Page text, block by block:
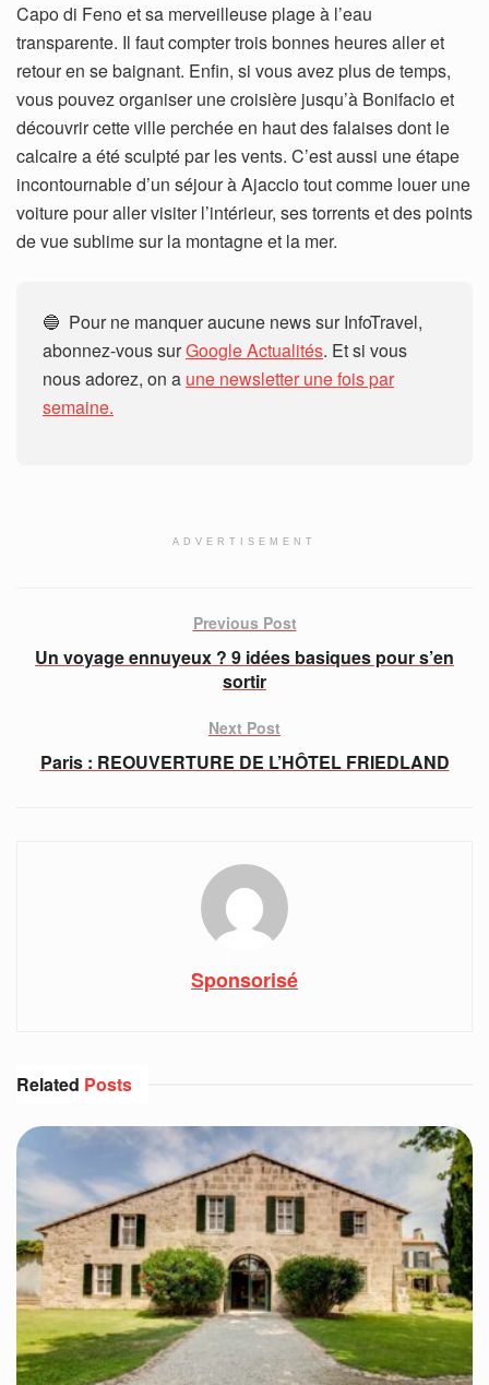
Capo di Feno et sa merveilleuse plage à l’eau
transparente. Il faut compter trois bonnes heures aller et
retour en se baignant. Enfin, si vous avez plus de temps,
vous pouvez organiser une croisière jusqu’à Bonifacio et
découvrir cette ville perchée en haut des falaises dont le
calcaire a été sculpté par les vents. C’est aussi une étape
incontournable d’un séjour à Ajaccio tout comme louer une
voiture pour aller visiter l’intérieur, ses torrents et des points
de vue sublime sur la montagne et la mer.
🔵 Pour ne manquer aucune news sur InfoTravel,
abonnez-vous surGoogle Actualités. Et si vous
nous adorez, on a une newsletter une fois par
semaine.
ADVERTISEMENT
Previous Post
Un voyage ennuyeux ? 9 idées basiques pour s’en
sortir
Next Post
Paris : REOUVERTURE DE L’HÔTEL FRIEDLAND
Sponsorisé
Related Posts